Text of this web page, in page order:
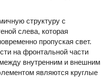
структуру с
слева, которая
пропуская свет.
на фронтальной части
внутренним и внешним
являются круглые